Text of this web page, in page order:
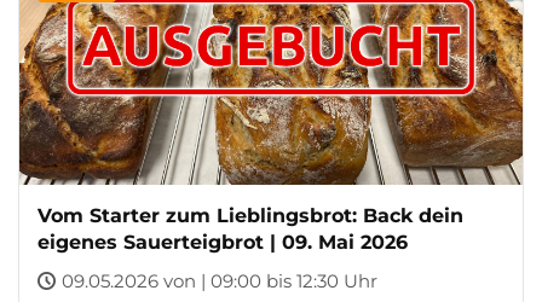
Vom Starter zum Lieblingsbrot: Back dein
eigenes Sauerteigbrot | 09. Mai 2026
09.05.2026 von | 09:00 bis 12:30 Uhr